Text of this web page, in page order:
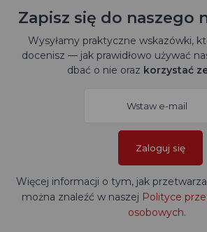
Zapisz się do naszego
Wysyłamy praktyczne wskazówki,
docenisz — jak prawidłowo używać
dbać o nie oraz korzystać
Zaloguj się
Więcej informacji o tym, jak
można znaleźć w naszej Polityce
osobowych.